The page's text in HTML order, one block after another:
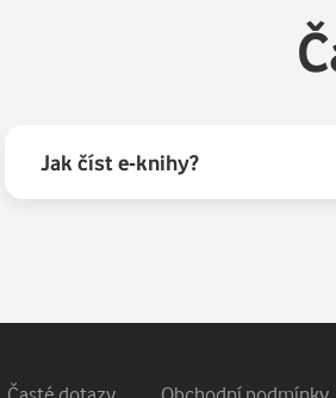
už je v Pánu (snad jménem Lucifer).
Jak číst e-knihy?